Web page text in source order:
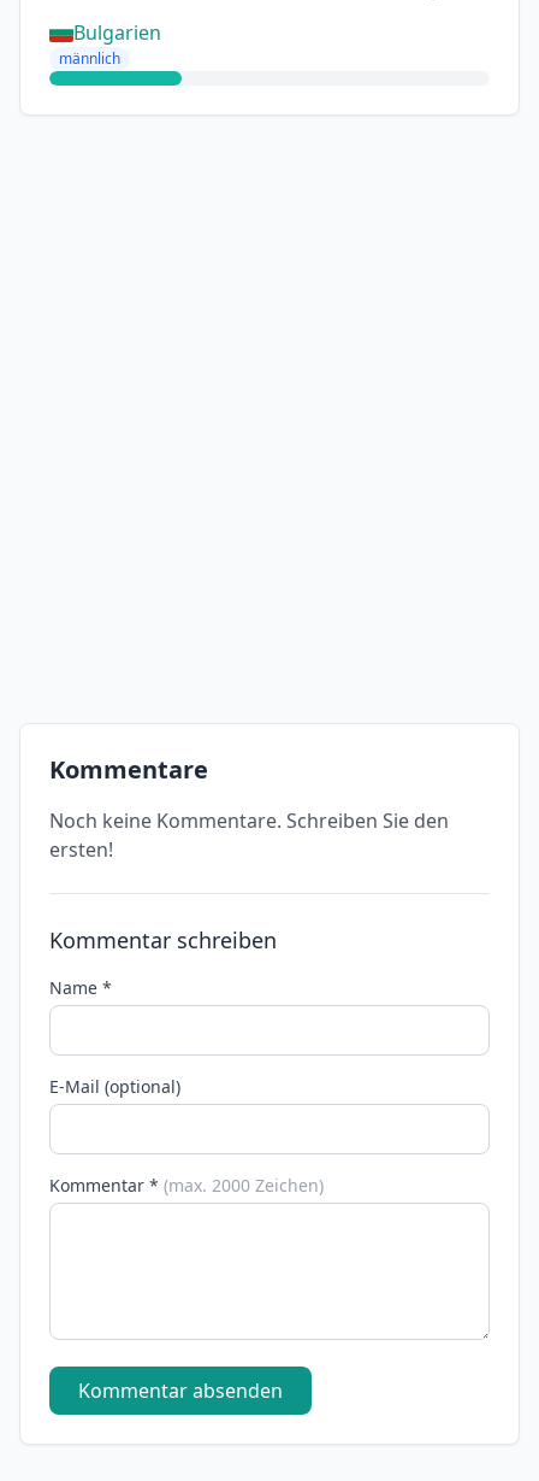
Bulgarien
männlich
Kommentare
Noch keine Kommentare. Schreiben Sie den
ersten!
Kommentar schreiben
Name *
E-Mail (optional)
Kommentar * (max. 2000 Zeichen)
Kommentar absenden